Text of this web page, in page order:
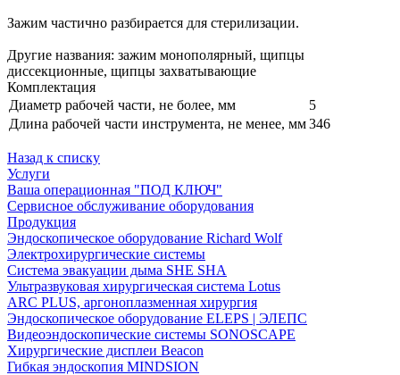
Зажим частично разбирается для стерилизации.
Другие названия: зажим монополярный, щипцы
диссекционные, щипцы захватывающие
Комплектация
Диаметр рабочей части, не более, мм
5
Длина рабочей части инструмента, не менее, мм346
Назад к списку
Услуги
Ваша операционная "ПОД КЛЮЧ"
Сервисное обслуживание оборудования
Продукция
Эндоскопическое оборудование Richard Wolf
Электрохирургические системы
Система эвакуации дыма SHE SHA
Ультразвуковая хирургическая система Lotus
ARC PLUS, аргоноплазменная хирургия
Эндоскопическое оборудование ELEPS | ЭЛЕПС
Видеоэндоскопические системы SONOSCAPE
Хирургические дисплеи Beacon
Гибкая эндоскопия MINDSION